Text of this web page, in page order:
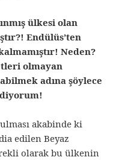
ülkesi olan
Endülüs’ten
Neden?
olmayan
adına şöylece
akabinde ki
edilen Beyaz
olarak bu ülkenin